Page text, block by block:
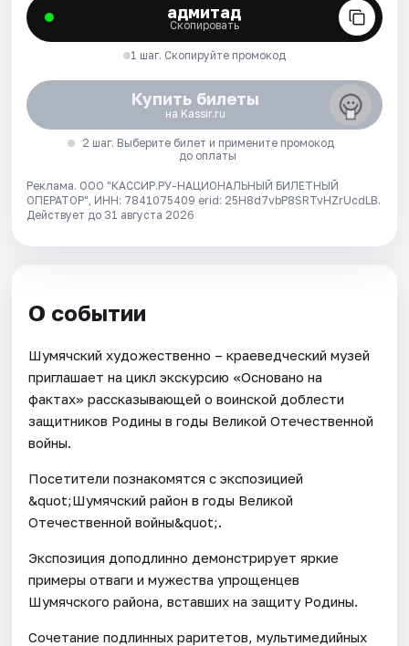
адмитад
Скопировать
1 шаг. Скопируйте промокод
Купить билеты
на Kassir.ru
2 шаг. Выберите билет и примените промокод
до оплаты
Реклама. ООО "КАССИР.РУ-НАЦИОНАЛЬНЫЙ БИЛЕТНЫЙ
ОПЕРАТОР", ИНН: 7841075409 erid: 25H8d7vbP8SRTvHZrUcdLB.
Действует до 31 августа 2026
О событии
Шумячский художественно – краеведческий музей
приглашает на цикл экскурсию «Основано на
фактах» рассказывающей о воинской доблести
защитников Родины в годы Великой Отечественной
войны.
Посетители познакомятся с экспозицией
&quot;Шумячский район в годы Великой
Отечественной войны&quot;.
Экспозиция доподлинно демонстрирует яркие
примеры отваги и мужества упрощенцев
Шумячского района, вставших на защиту Родины.
Сочетание подлинных раритетов, мультимедийных